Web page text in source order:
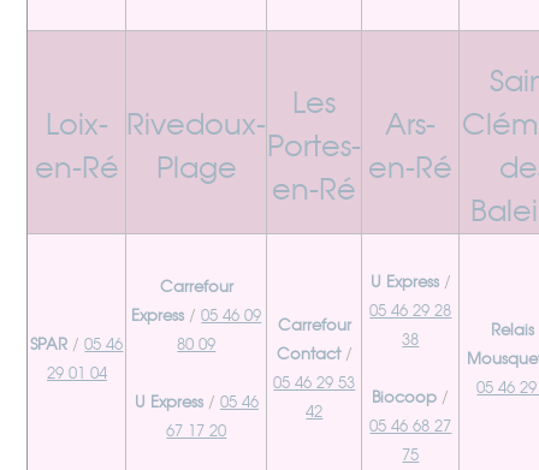
Loix-
en-Ré
Rivedoux-
Plage
Les
Portes-
en-Ré
Ars-
en-Ré
SPAR /05 46
29 01 04
Carrefour
Express /05 46 09
80 09
U Express/ 05 46
67 17 20
Carrefour
Contact/
05 46 29 53
42
U Express/
05 46 29 28
38
Biocoop /
05 46 68 27
75
Relais
05 46